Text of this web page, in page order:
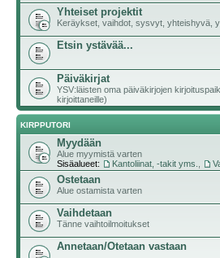
Yhteiset projektit
Keräykset, vaihdot, sysvyt, yhteishyvä,
Etsin ystävää...
Päiväkirjat
YSV:läisten oma päiväkirjojen
kirjoittaneille)
KIRPPUTORI
Myydään
Alue myymistä varten
Sisäalueet:
Kantoliinat, -takit yms.
Ostetaan
Alue ostamista varten
Vaihdetaan
Tänne vaihtoilmoitukset
Annetaan/Otetaan vastaan